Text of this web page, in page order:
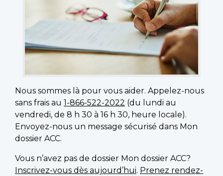
Nous sommes là pour vous aider. Appelez-nous
sans frais au 1-866-522-2022 (du lundi au
vendredi, de 8 h 30 à 16 h 30, heure locale).
Envoyez-nous un message sécurisé dans Mon
dossier ACC.
Vous n’avez pas de dossier Mon dossier ACC?
Inscrivez-vous dès aujourd’hui. Prenez rendez-